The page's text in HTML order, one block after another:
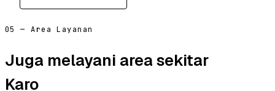
05 — Area Layanan
Juga melayani area sekitar
Karo